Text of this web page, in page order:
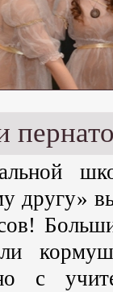
другу»
с